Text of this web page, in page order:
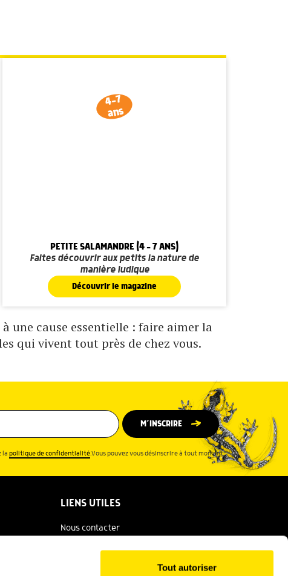
Tout autoriser
4-7
ans
PETITE SALAMANDRE (4 - 7 ANS)
Faites découvrir aux petits la nature de
manière ludique
Découvrir le magazine
une cause essentielle : faire aimer la
qui vivent tout près de chez vous.
M’INSCRIRE
lapolitique de confidentialité.Vous pouvez vous désinscrire à tout moment.
LIENS UTILES
Nous contacter
Espace presse